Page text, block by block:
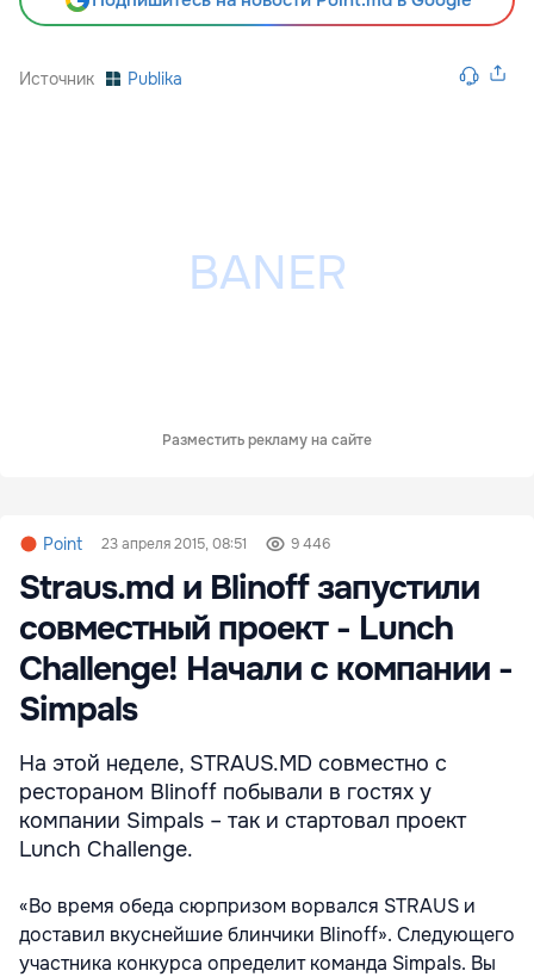
Источник Publika
Разместить рекламу на сайте
Point 23 апреля 2015, 08:51 9 446
Straus.md и Blinoff запустили
совместный проект - Lunch
Challenge! Начали с компании -
Simpals
На этой неделе, STRAUS.MD совместно с
рестораном Blinoff побывали в гостях у
компании Simpals – так и стартовал проект
Lunch Challenge.
«Во время обеда сюрпризом ворвался STRAUS и
доставил вкуснейшие блинчики Blinoff». Следующего
участника конкурса определит команда Simpals. Вы